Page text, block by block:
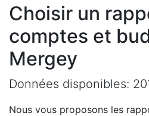
Choisir un
comptes et
Mergey
Données disponibles:
Nous vous proposons les